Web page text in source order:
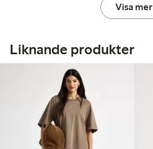
Visa mer
Liknande produkter